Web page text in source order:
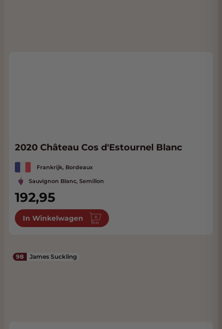
2020 Château Cos d'Estournel Blanc
Frankrijk, Bordeaux
Sauvignon Blanc, Semillon
192,95
In Winkelwagen
98 James Suckling